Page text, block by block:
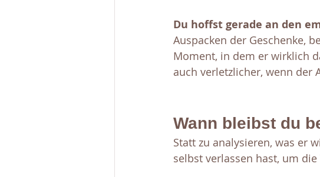
Du hoffst gerade an den
Auspacken der Geschenke,
Moment, in dem er wirklich
auch verletzlicher, wenn der
Wann bleibst du
Statt zu analysieren, was er
selbst verlassen hast, um